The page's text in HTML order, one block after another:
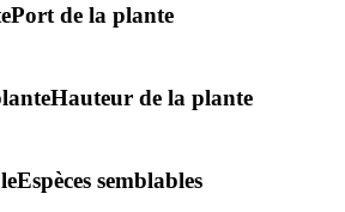
Port de la plante
Hauteur de la plante
Espèces semblables